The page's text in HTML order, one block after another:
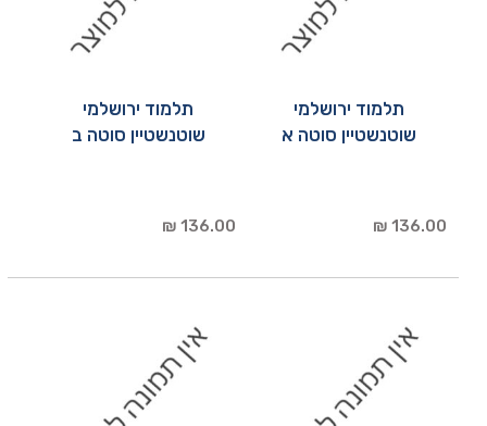
תלמוד ירושלמי
שוטנשטיין סוטה א
136.00 ₪
תלמוד ירושלמי
שוטנשטיין סוטה ב
136.00 ₪